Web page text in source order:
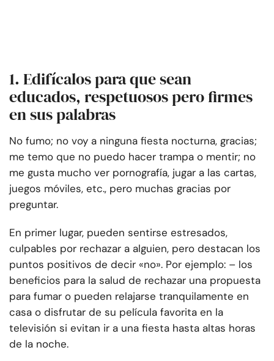
1. Edifícalos para que sean
educados, respetuosos pero firmes
en sus palabras
No fumo; no voy a ninguna fiesta nocturna, gracias;
me temo que no puedo hacer trampa o mentir; no
me gusta mucho ver pornografía, jugar a las cartas,
juegos móviles, etc., pero muchas gracias por
preguntar.
En primer lugar, pueden sentirse estresados,
culpables por rechazar a alguien, pero destacan los
puntos positivos de decir «no». Por ejemplo: – los
beneficios para la salud de rechazar una propuesta
para fumar o pueden relajarse tranquilamente en
casa o disfrutar de su película favorita en la
televisión si evitan ir a una fiesta hasta altas horas
de la noche.